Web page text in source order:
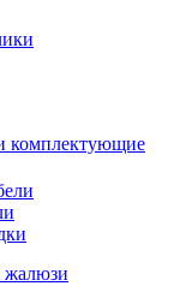
комплектующие
жалюзи